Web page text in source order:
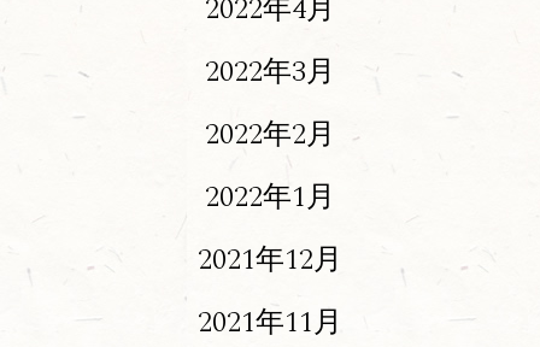
2022年4月
2022年3月
2022年2月
2022年1月
2021年12月
2021年11月